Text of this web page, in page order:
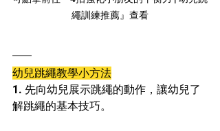
繩訓練推薦』查看
幼兒跳繩教學小方法
1. 先向幼兒展示跳繩的動作，讓幼兒了
解跳繩的基本技巧。